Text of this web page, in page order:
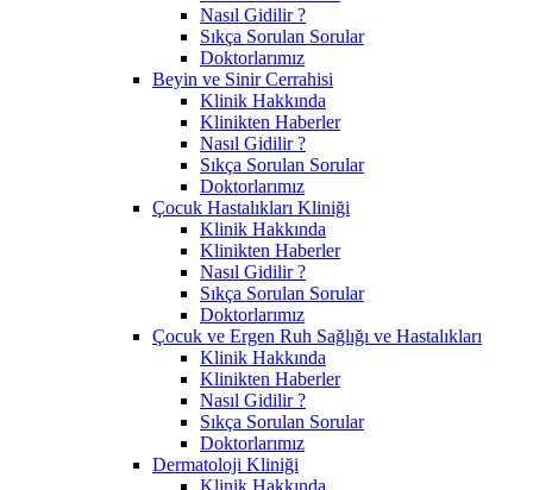
Nasıl Gidilir ?
Sıkça Sorulan Sorular
Doktorlarımız
Beyin ve Sinir Cerrahisi
Klinik Hakkında
Klinikten Haberler
Nasıl Gidilir ?
Sıkça Sorulan Sorular
Doktorlarımız
Çocuk Hastalıkları Kliniği
Klinik Hakkında
Klinikten Haberler
Nasıl Gidilir ?
Sıkça Sorulan Sorular
Doktorlarımız
Çocuk ve Ergen Ruh Sağlığı ve Hastalıkları
Klinik Hakkında
Klinikten Haberler
Nasıl Gidilir ?
Sıkça Sorulan Sorular
Doktorlarımız
Dermatoloji Kliniği
Klinik Hakkında